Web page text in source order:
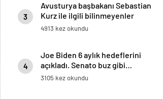
3
Avusturya başbakanı Sebastian
Kurz ile ilgili bilinmeyenler
4913 kez okundu
4
Joe Biden 6 aylık hedeflerini
açıkladı. Senato buz gibi…
3105 kez okundu